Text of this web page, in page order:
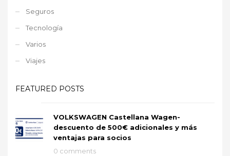
Seguros
Tecnología
Varios
Viajes
FEATURED POSTS
VOLKSWAGEN Castellana Wagen-
descuento de 500€ adicionales y más
ventajas para socios
0 comments